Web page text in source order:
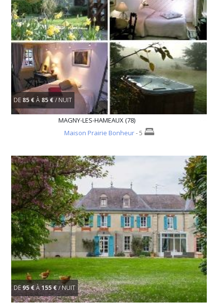
DE 85 €À 85 €/ NUIT
MAGNY-LES-HAMEAUX (78)
Maison Prairie Bonheur- 5
DE95 €À155 €/ NUIT